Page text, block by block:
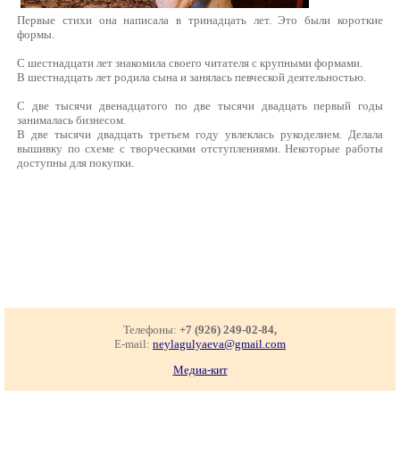
Первые стихи она написала в тринадцать лет. Это были короткие
формы.
С шестнадцати лет знакомила своего читателя с крупными формами.
В шестнадцать лет родила сына и занялась певческой деятельностью.
С две тысячи двенадцатого по две тысячи двадцать первый годы
занималась бизнесом.
В две тысячи двадцать третьем году увлеклась рукоделием. Делала
вышивку по схеме с творческими отступлениями. Некоторые работы
доступны для покупки.
Телефоны: +7 (926) 249-02-84,
E-mail: neylagulyaeva@gmail.com
Медиа-кит